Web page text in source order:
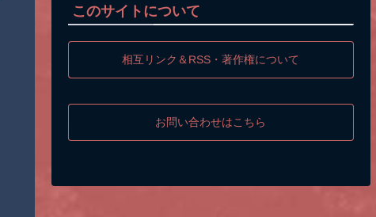
このサイトについて
相互リンク＆RSS・著作権について
お問い合わせはこちら